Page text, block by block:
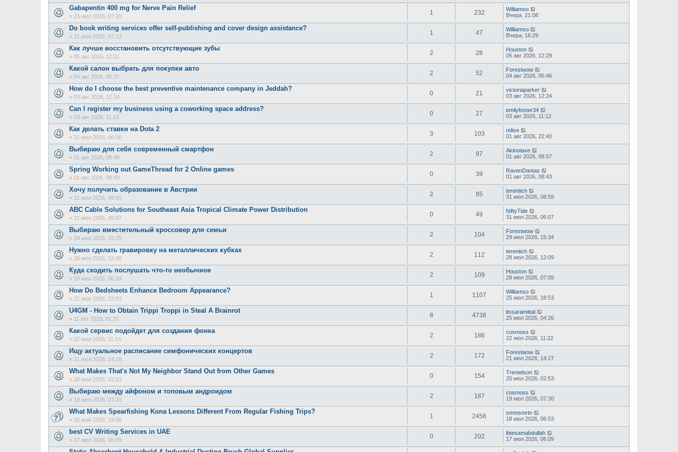
е
н
у
с
о
б
щ
е
н
и
Gabapentin 400 mg for Nerve Pain Relief
» 23 июл 2026, 07:20
1 232
Williamso
Вчера, 21:08
Do book writing services offer self-publishing and cover design assistance?
» 31 июл 2026, 07:13
1 47
Williamso
Вчера, 16:29
Как лучше восстановить отсутствующие зубы
» 05 авг 2026, 12:21
2 28
Houston
05 авг 2026, 12:29
Какой салон выбрать для покупки авто
» 04 авг 2026, 05:37
2 52
Forestwow
04 авг 2026, 05:46
How do I choose the best preventive maintenance company in Jeddah?
» 03 авг 2026, 12:24
0 21
victoriaparker
03 авг 2026, 12:24
Can I register my business using a coworking space address?
» 03 авг 2026, 11:12
0 27
emilyfoster34
03 авг 2026, 11:12
Как делать ставки на Dota 2
» 31 июл 2026, 06:56
3 103
ridise
01 авг 2026, 22:40
Выбираю для себя современный смартфон
» 01 авг 2026, 08:48
2 97
Akinotaxe
01 авг 2026, 08:57
Spring Working out GameThread for 2 Online games
» 01 авг 2026, 08:43
0 39
RavenDantas
01 авг 2026, 08:43
Хочу получить образование в Австрии
» 31 июл 2026, 08:50
2 85
terentich
31 июл 2026, 08:59
ABC Cable Solutions for Southeast Asia Tropical Climate Power Distribution
» 31 июл 2026, 06:07
0 49
NiftyTide
31 июл 2026, 06:07
Выбираю вместительный кроссовер для семьи
» 29 июл 2026, 15:25
2 104
Forestwow
29 июл 2026, 15:34
Нужно сделать гравировку на металлических кубках
» 28 июл 2026, 12:00
2 112
terentich
28 июл 2026, 12:09
Куда сходить послушать что-то необычное
» 28 июл 2026, 06:59
2 109
Houston
28 июл 2026, 07:09
How Do Bedsheets Enhance Bedroom Appearance?
» 22 июн 2026, 23:53
1 1107
Williamso
25 июл 2026, 18:53
U4GM - How to Obtain Trippi Troppi in Steal A Brainrot
» 11 окт 2025, 01:37
8 4738
itssaramittal
25 июл 2026, 04:26
Какой сервис подойдет для создания фонка
» 22 июл 2026, 11:14
2 186
cosmoss
22 июл 2026, 11:22
Ищу актуальное расписание симфонических концертов
» 21 июл 2026, 14:18
2 172
Forestwow
21 июл 2026, 14:27
What Makes That's Not My Neighbor Stand Out from Other Games
» 20 июл 2026, 02:53
0 154
Trentelson
20 июл 2026, 02:53
Выбираю между айфоном и топовым андроидом
» 19 июл 2026, 07:20
2 187
cosmoss
19 июл 2026, 07:30
What Makes Spearfishing Kona Lessons Different From Regular Fishing Trips?
» 25 май 2026, 19:58
1 2456
smmsmrtn
18 июл 2026, 06:53
best CV Writing Services in UAE
» 17 июл 2026, 06:09
0 202
ibtesamabdullah
17 июл 2026, 06:09